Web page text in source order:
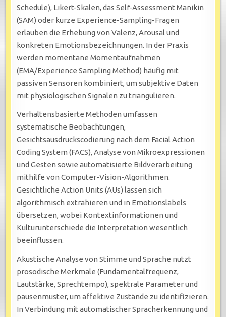
Schedule), Likert-Skalen, das Self-Assessment Manikin
(SAM) oder kurze Experience-Sampling-Fragen
erlauben die Erhebung von Valenz, Arousal und
konkreten Emotionsbezeichnungen. In der Praxis
werden momentane Momentaufnahmen
(EMA/Experience Sampling Method) häufig mit
passiven Sensoren kombiniert, um subjektive Daten
mit physiologischen Signalen zu triangulieren.
Verhaltensbasierte Methoden umfassen
systematische Beobachtungen,
Gesichtsausdruckscodierung nach dem Facial Action
Coding System (FACS), Analyse von Mikroexpressionen
und Gesten sowie automatisierte Bildverarbeitung
mithilfe von Computer-Vision-Algorithmen.
Gesichtliche Action Units (AUs) lassen sich
algorithmisch extrahieren und in Emotionslabels
übersetzen, wobei Kontextinformationen und
Kulturunterschiede die Interpretation wesentlich
beeinflussen.
Akustische Analyse von Stimme und Sprache nutzt
prosodische Merkmale (Fundamentalfrequenz,
Lautstärke, Sprechtempo), spektrale Parameter und
pausenmuster, um affektive Zustände zu identifizieren.
In Verbindung mit automatischer Spracherkennung und